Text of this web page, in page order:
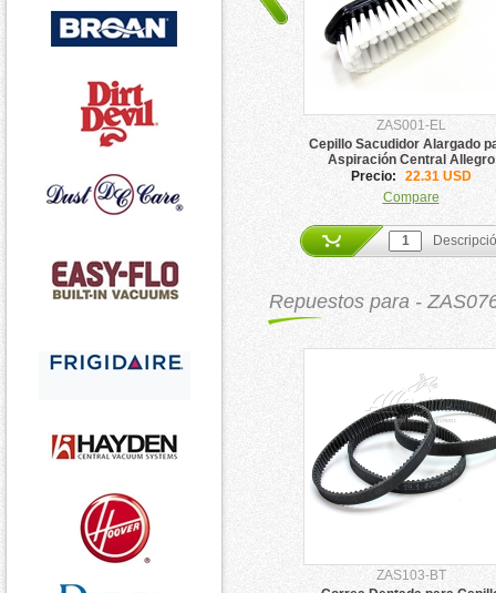
ZAS001-EL
Cepillo Sacudidor Alargado
Aspiración Central Allegro
Precio:
22.31 USD
Compare
Repuestos para -
ZAS103-BT